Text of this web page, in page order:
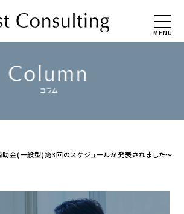
MENU
金(一般型)第3回のスケジュールが発表されました～